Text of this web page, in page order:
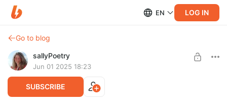
EN LOG IN
Go to blog
sallyPoetry
Jun 01 2025 18:23
SUBSCRIBE